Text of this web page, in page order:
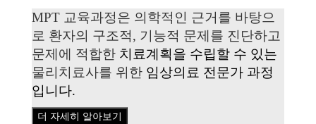
MPT 교육과정은 의학적인 근거를 바탕으
로 환자의 구조적, 기능적 문제를 진단하고
문제에 적합한 치료계획을 수립할 수 있는
물리치료사를 위한 임상의료 전문가 과정
입니다.
더 자세히 알아보기